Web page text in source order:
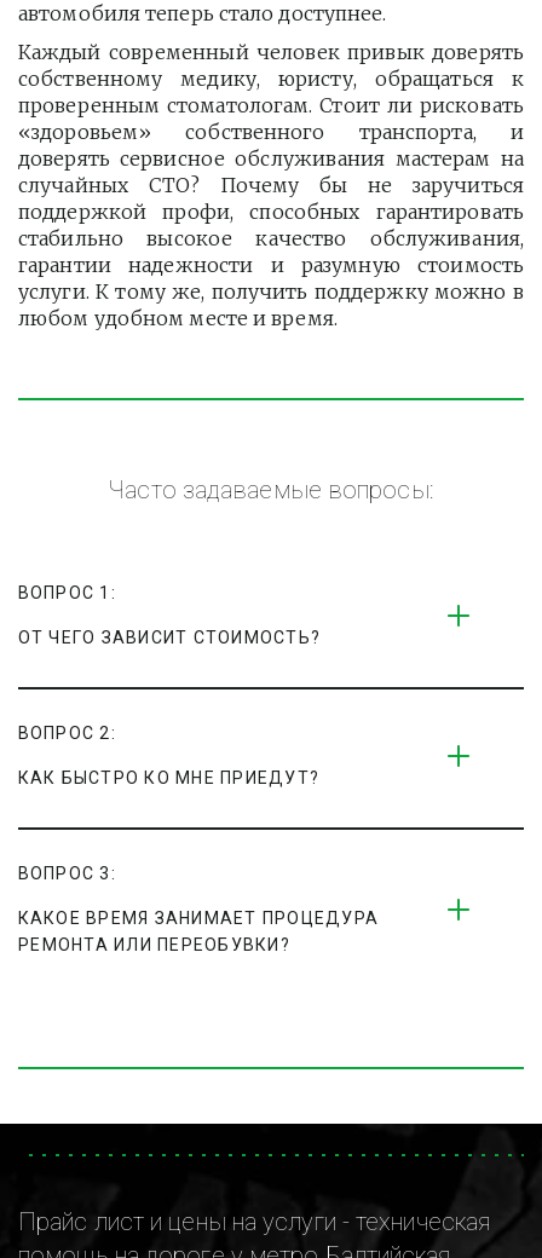
автомобиля теперь стало доступнее.
Каждый современный человек привык доверять
собственному медику, юристу, обращаться к
проверенным стоматологам. Стоит ли рисковать
«здоровьем» собственного транспорта, и
доверять сервисное обслуживания мастерам на
случайных СТО? Почему бы не заручиться
поддержкой профи, способных гарантировать
стабильно высокое качество обслуживания,
гарантии надежности и разумную стоимость
услуги. К тому же, получить поддержку можно в
любом удобном месте и время.
Часто задаваемые вопросы:
ВОПРОС 1:
ОТ ЧЕГО ЗАВИСИТ СТОИМОСТЬ?
ВОПРОС 2:
КАК БЫСТРО КО МНЕ ПРИЕДУТ?
ВОПРОС 3:
КАКОЕ ВРЕМЯ ЗАНИМАЕТ ПРОЦЕДУРА
РЕМОНТА ИЛИ ПЕРЕОБУВКИ?
Прайс лист и цены на услуги - техническая